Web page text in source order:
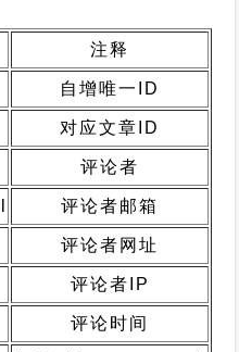
注释
自增唯一ID
对应文章ID
评论者
评论者邮箱
评论者网址
评论者IP
评论时间